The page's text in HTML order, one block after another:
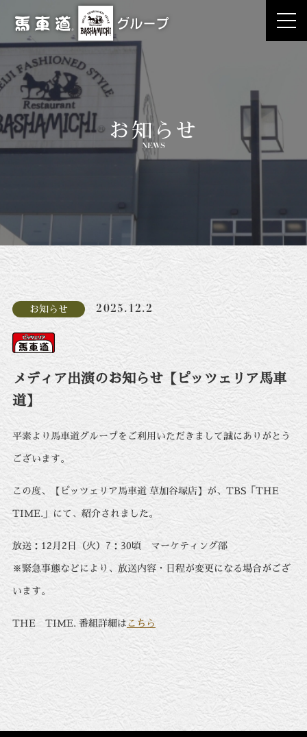
お知らせ
NEWS
お知らせ 2025.12.2
メディア出演のお知らせ【ピッツェリア馬車
道】
平素より馬車道グループをご利用いただきまして誠にありがとう
ございます。
この度、【ピッツェリア馬車道 草加谷塚店】が、TBS「THE
TIME.」にて、紹介されました。
放送：12月2日（火）7：30頃 マーケティング部
※緊急事態などにより、放送内容・日程が変更になる場合がござ
います。
THE TIME. 番組詳細は こちら